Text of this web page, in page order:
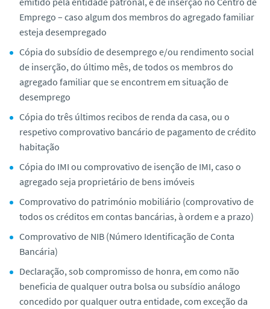
Emprego – caso algum dos membros do agregado familiar
esteja desempregado
Cópia do subsídio de desemprego e/ou rendimento social
de inserção, do último mês, de todos os membros do
agregado familiar que se encontrem em situação de
desemprego
Cópia do três últimos recibos de renda da casa, ou o
respetivo comprovativo bancário de pagamento de crédito
habitação
Cópia do IMI ou comprovativo de isenção de IMI, caso o
agregado seja proprietário de bens imóveis
Comprovativo do património mobiliário (comprovativo de
todos os créditos em contas bancárias, à ordem e a prazo)
Comprovativo de NIB (Número Identificação de Conta
Bancária)
Declaração, sob compromisso de honra, em como não
beneficia de qualquer outra bolsa ou subsídio análogo
concedido por qualquer outra entidade, com exceção da